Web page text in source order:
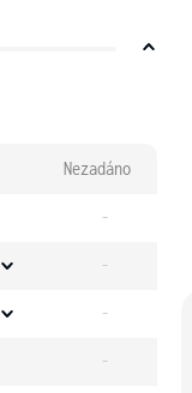
Nezadáno
-
-
-
-